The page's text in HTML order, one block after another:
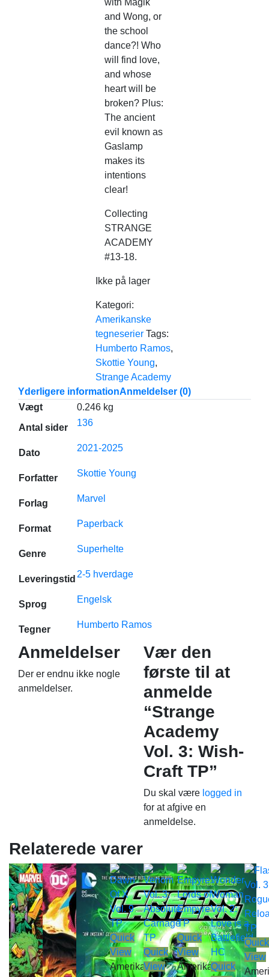
with Magik
and Wong, or
the school
dance?! Who
will find love,
and whose
heart will be
broken? Plus:
The ancient
evil known as
Gaslamp
makes its
intentions
clear!
Collecting
STRANGE
ACADEMY
#13-18.
Ikke på lager
Kategori:
Amerikanske
tegneserier Tags:
Humberto Ramos,
Skottie Young,
Strange Academy
Yderligere informationAnmeldelser (0)
Vægt
0.246 kg
Antal sider
136
Dato 2021-2025
Forfatter Skottie Young
Forlag Marvel
Format Paperback
Genre Superhelte
Leveringstid 2-5 hverdage
Sprog Engelsk
Tegner Humberto Ramos
Anmeldelser
Der er endnu ikke nogle
anmeldelser.
Vær den
første til at
anmelde
“Strange
Academy
Vol. 3: Wish-
Craft TP”
Du skal være logged in
for at afgive en
anmeldelse.
Relaterede varer
Quick
View
Amerikanske
Quick
View
Quick
View
Amerikanske
Quick
Quick
View